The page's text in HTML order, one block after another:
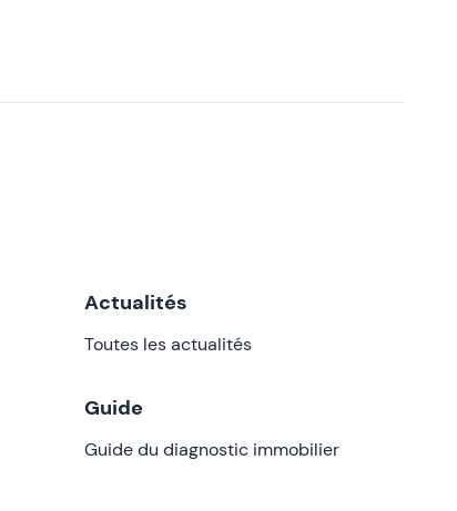
Actualités
Toutes les actualités
Guide
Guide du diagnostic immobilier